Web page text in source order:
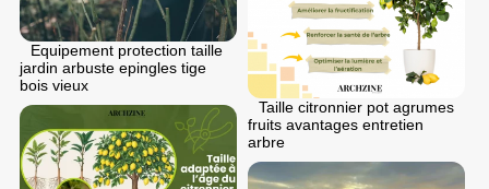
Equipement protection taille
jardin arbuste epingles tige
bois vieux
Taille citronnier pot agrumes
fruits avantages entretien
arbre